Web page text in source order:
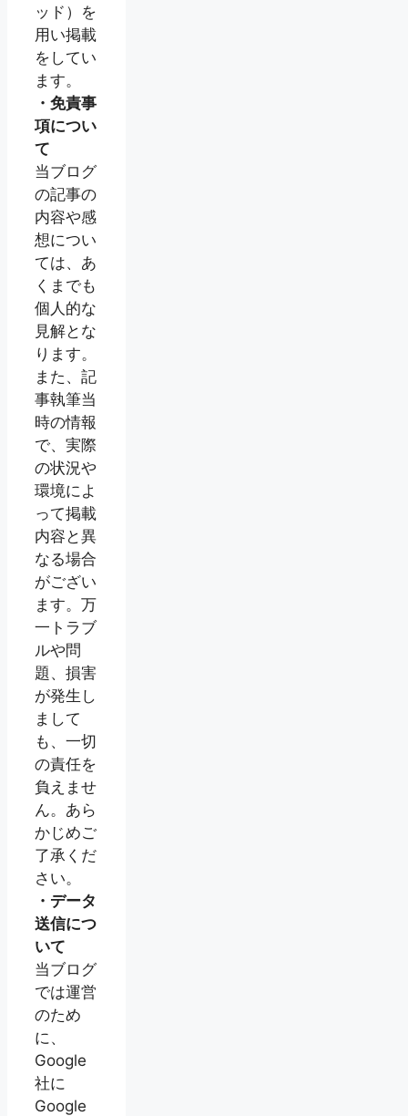
ッド）を
用い掲載
をしてい
ます。
・免責事
項につい
て
当ブログ
の記事の
内容や感
想につい
ては、あ
くまでも
個人的な
見解とな
ります。
また、記
事執筆当
時の情報
で、実際
の状況や
環境によ
って掲載
内容と異
なる場合
がござい
ます。万
一トラブ
ルや問
題、損害
が発生し
まして
も、一切
の責任を
負えませ
ん。あら
かじめご
了承くだ
さい。
・データ
送信につ
いて
当ブログ
では運営
のため
に、
Google
社に
Google